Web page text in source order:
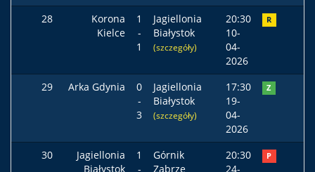
28
Korona
Kielce
1
-
1
Jagiellonia
Białystok
(szczegóły)
20:30
10-
04-
2026
R
29 Arka Gdynia
0
-
3
Jagiellonia
Białystok
(szczegóły)
17:30
19-
04-
2026
Z
30
Jagiellonia
Białystok
1
-
Górnik
Zabrze
20:30
24-
P